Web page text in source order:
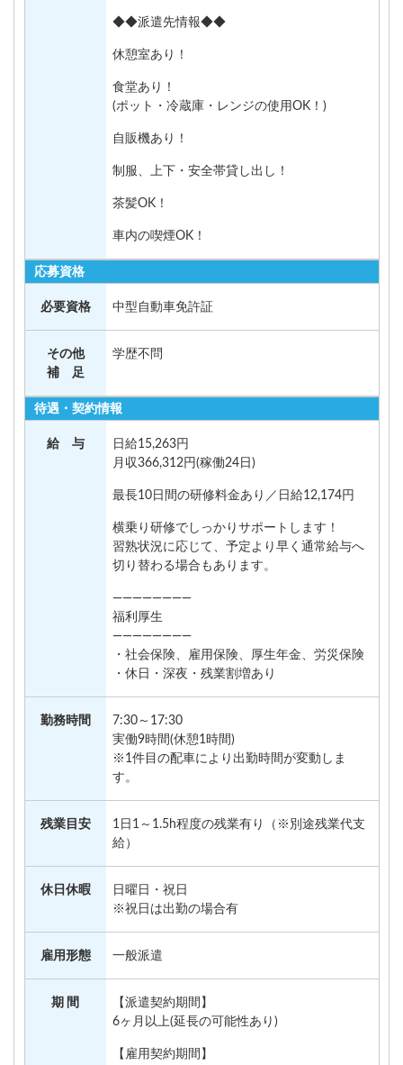
◆◆派遣先情報◆◆
休憩室あり！
食堂あり！
(ポット・冷蔵庫・レンジの使用OK！)
自販機あり！
制服、上下・安全帯貸し出し！
茶髪OK！
車内の喫煙OK！
応募資格
必要資格 中型自動車免許証
その他
補 足
学歴不問
待遇・契約情報
給 与
日給15,263円
月収366,312円(稼働24日)
最長10日間の研修料金あり／日給12,174円
横乗り研修でしっかりサポートします！
習熟状況に応じて、予定より早く通常給与へ
切り替わる場合もあります。
————————
福利厚生
————————
・社会保険、雇用保険、厚生年金、労災保険
・休日・深夜・残業割増あり
勤務時間
7:30～17:30
実働9時間(休憩1時間)
※1件目の配車により出勤時間が変動しま
す。
残業目安
1日1～1.5h程度の残業有り（※別途残業代支
給）
休日休暇
日曜日・祝日
※祝日は出勤の場合有
雇用形態 一般派遣
期 間
【派遣契約期間】
6ヶ月以上(延長の可能性あり)
【雇用契約期間】